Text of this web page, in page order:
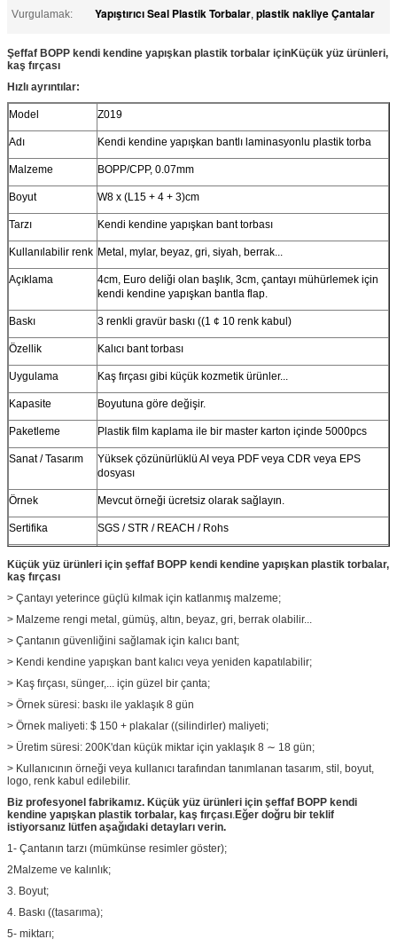
Vurgulamak:
Yapıştırıcı Seal Plastik Torbalar, plastik nakliye Çantalar
Şeffaf BOPP kendi kendine yapışkan plastik torbalar içinKüçük yüz ürünleri,
kaş fırçası
Hızlı ayrıntılar:
Model Z019
Adı Kendi kendine yapışkan bantlı laminasyonlu plastik torba
Malzeme BOPP/CPP, 0.07mm
Boyut W8 x (L15 + 4 + 3)cm
Tarzı Kendi kendine yapışkan bant torbası
Kullanılabilir renk Metal, mylar, beyaz, gri, siyah, berrak...
Açıklama
4cm, Euro deliği olan başlık, 3cm, çantayı mühürlemek için
kendi kendine yapışkan bantla flap.
Baskı 3 renkli gravür baskı ((1 ¢ 10 renk kabul)
Özellik Kalıcı bant torbası
Uygulama Kaş fırçası gibi küçük kozmetik ürünler...
Kapasite Boyutuna göre değişir.
Paketleme Plastik film kaplama ile bir master karton içinde 5000pcs
Sanat / Tasarım
Yüksek çözünürlüklü AI veya PDF veya CDR veya EPS
dosyası
Örnek Mevcut örneği ücretsiz olarak sağlayın.
Sertifika SGS / STR / REACH / Rohs
geldiniz.
Küçük yüz ürünleri için şeffaf BOPP kendi kendine yapışkan plastik torbalar,
kaş fırçası
> Çantayı yeterince güçlü kılmak için katlanmış malzeme;
> Malzeme rengi metal, gümüş, altın, beyaz, gri, berrak olabilir...
> Çantanın güvenliğini sağlamak için kalıcı bant;
> Kendi kendine yapışkan bant kalıcı veya yeniden kapatılabilir;
> Kaş fırçası, sünger,... için güzel bir çanta;
> Örnek süresi: baskı ile yaklaşık 8 gün
> Örnek maliyeti: $ 150 + plakalar ((silindirler) maliyeti;
> Üretim süresi: 200K'dan küçük miktar için yaklaşık 8 ∼ 18 gün;
> Kullanıcının örneği veya kullanıcı tarafından tanımlanan tasarım, stil, boyut,
logo, renk kabul edilebilir.
Biz profesyonel fabrikamız. Küçük yüz ürünleri için şeffaf BOPP kendi
kendine yapışkan plastik torbalar, kaş fırçası.Eğer doğru bir teklif
istiyorsanız lütfen aşağıdaki detayları verin.
1- Çantanın tarzı (mümkünse resimler göster);
2Malzeme ve kalınlık;
3. Boyut;
4. Baskı ((tasarıma);
5- miktarı;